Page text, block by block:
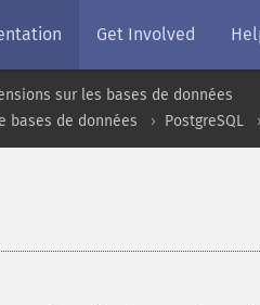
Get Involved
sur les bases de données
bases de données
PostgreSQL